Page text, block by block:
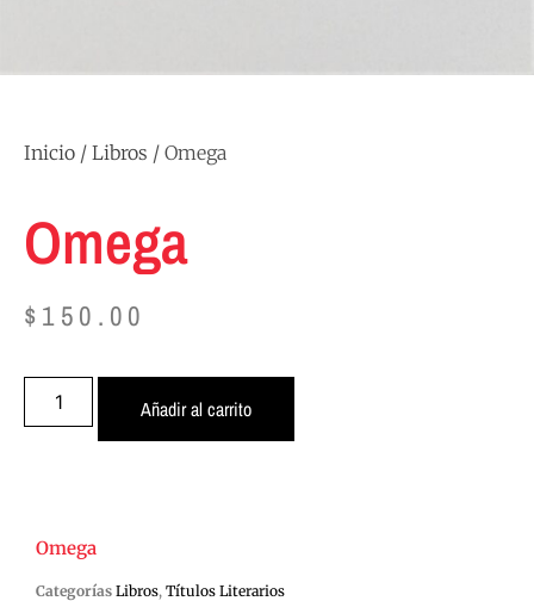
Inicio / Libros / Omega
Omega
$ 150.00
Añadir al carrito
Omega
Categorías Libros, Títulos Literarios